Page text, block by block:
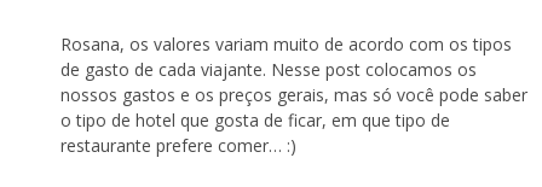
Rosana, os valores variam muito de acordo com os tipos
de gasto de cada viajante. Nesse post colocamos os
nossos gastos e os preços gerais, mas só você pode saber
o tipo de hotel que gosta de ficar, em que tipo de
restaurante prefere comer… :)